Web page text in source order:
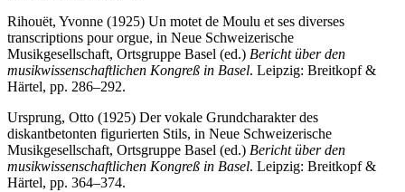
Rihouët, Yvonne (1925) Un motet de Moulu et ses diverses
transcriptions pour orgue, in Neue Schweizerische
Musikgesellschaft, Ortsgruppe Basel (ed.) Bericht über den
musikwissenschaftlichen Kongreß in Basel. Leipzig: Breitkopf &
Härtel, pp. 286–292.
Ursprung, Otto (1925) Der vokale Grundcharakter des
diskantbetonten figurierten Stils, in Neue Schweizerische
Musikgesellschaft, Ortsgruppe Basel (ed.) Bericht über den
musikwissenschaftlichen Kongreß in Basel. Leipzig: Breitkopf &
Härtel, pp. 364–374.